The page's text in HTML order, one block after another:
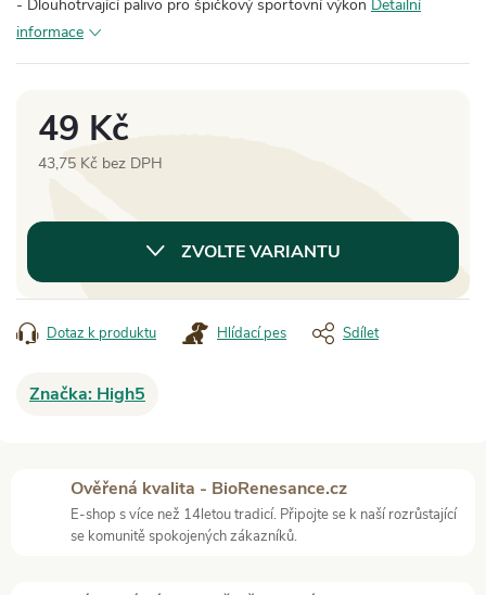
- Dlouhotrvající palivo pro špičkový sportovní výkon Detailní
informace
49 Kč
43,75 Kč bez DPH
ZVOLTE VARIANTU
Dotaz k produktu Hlídací pes Sdílet
Značka: High5
Ověřená kvalita - BioRenesance.cz
E-shop s více než 14letou tradicí. Připojte se k naší rozrůstající
se komunitě spokojených zákazníků.